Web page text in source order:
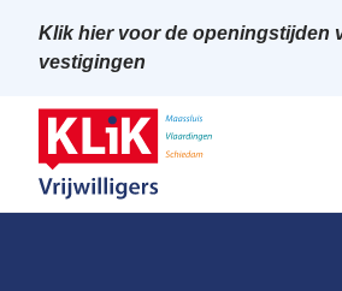
Klik hier voor de openingstijden
vestigingen